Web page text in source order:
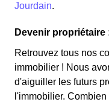
Jourdain.
Devenir propriétaire
Retrouvez tous nos
immobilier ! Nous
d'aiguiller les futurs
l'immobilier.